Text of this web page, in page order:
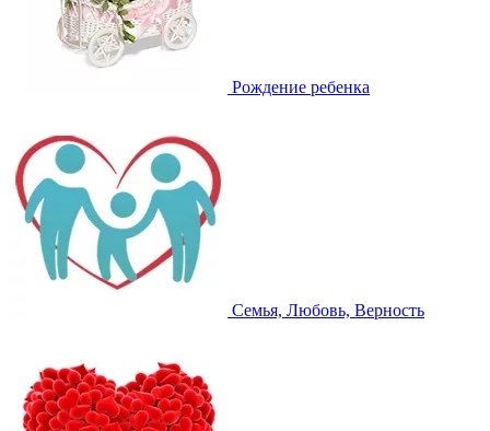
Рождение ребенка
Семья, Любовь, Верность